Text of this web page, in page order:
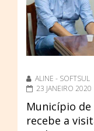
ALINE - SOFTSUL
23 JANEIRO 2020
Município de
recebe a